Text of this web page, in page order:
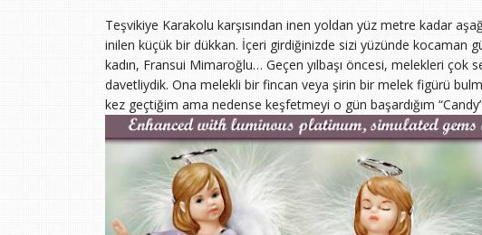
Teşvikiye Karakolu karşısından inen yoldan yüz metre kadar
inilen küçük bir dükkan. İçeri girdiğinizde sizi yüzünde kocaman
kadın, Fransui Mimaroğlu… Geçen yılbaşı öncesi, melekleri çok
davetliydik. Ona melekli bir fincan veya şirin bir melek figürü
kez geçtiğim ama nedense keşfetmeyi o gün başardığım